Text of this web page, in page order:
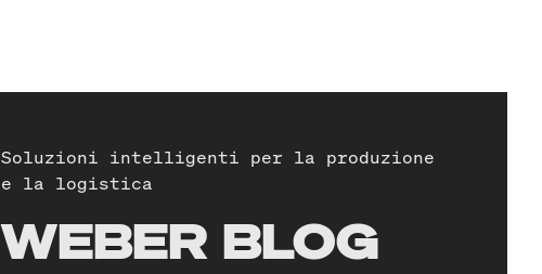
Soluzioni intelligenti per la produzione
e la logistica
WEBER BLOG